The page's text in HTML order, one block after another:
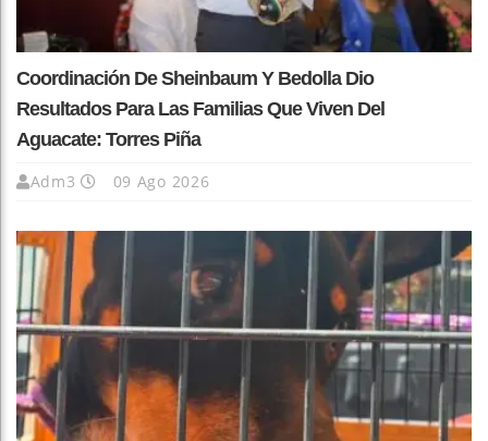
Coordinación De Sheinbaum Y Bedolla Dio
Resultados Para Las Familias Que Viven Del
Aguacate: Torres Piña
Adm3 09 Ago 2026